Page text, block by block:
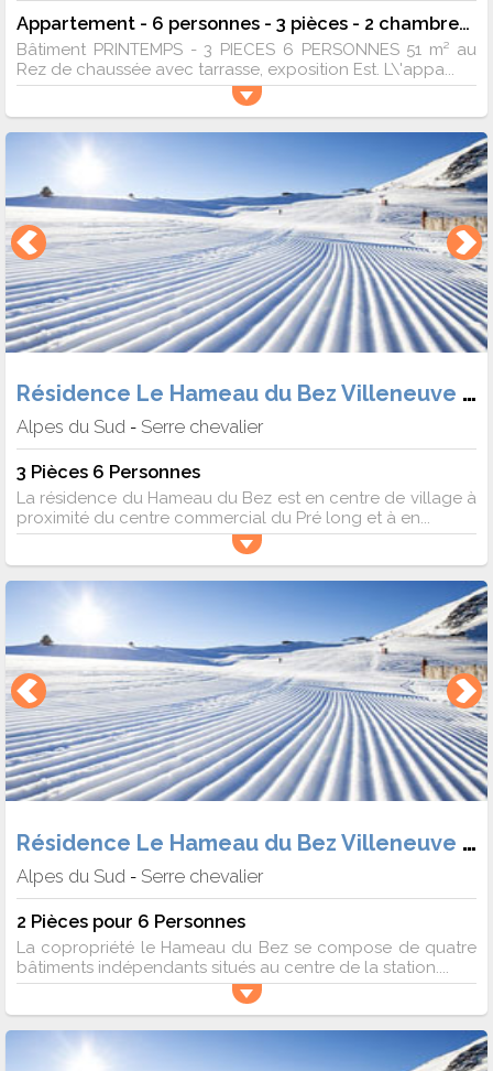
Appartement - 6 personnes - 3 pièces - 2 chambres - 51 m²
Bâtiment PRINTEMPS - 3 PIECES 6 PERSONNES 51 m² au
Rez de chaussée avec tarrasse, exposition Est. L\'appa...
Résidence Le Hameau du Bez Villeneuve 1400
Alpes du Sud - Serre chevalier
3 Pièces 6 Personnes
La résidence du Hameau du Bez est en centre de village à
proximité du centre commercial du Pré long et à en...
Résidence Le Hameau du Bez Villeneuve 1400
Alpes du Sud - Serre chevalier
2 Pièces pour 6 Personnes
La copropriété le Hameau du Bez se compose de quatre
bâtiments indépendants situés au centre de la station....